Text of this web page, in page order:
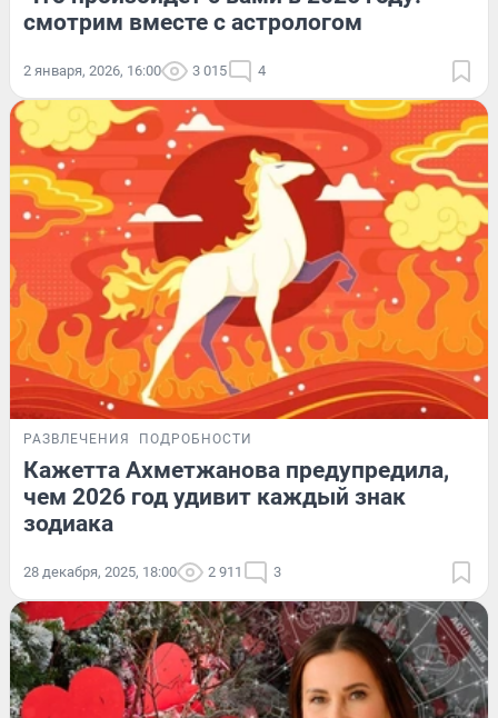
смотрим вместе с астрологом
2 января, 2026, 16:00 3 015 4
РАЗВЛЕЧЕНИЯ ПОДРОБНОСТИ
Кажетта Ахметжанова предупредила,
чем 2026 год удивит каждый знак
зодиака
28 декабря, 2025, 18:00 2 911 3